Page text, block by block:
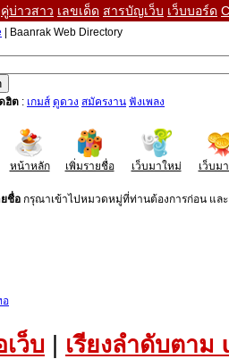
คู่บ่าวสาว เลขเด็ด สารบัญเว็บ เว็บบอร์ด
| Baanrak Web Directory
ฮิต : เกมส์ ดูดวง สมัครงาน ฟังเพลง
หน้าหลัก เพิ่มรายชื่อ เว็บมาใหม่ เว็บม
ยชื่อ กรุณาเข้าไปหมวดหมู่ที่ท่านต้องการก่อน แล
อ
ว็บ เรียงลำดับตาม